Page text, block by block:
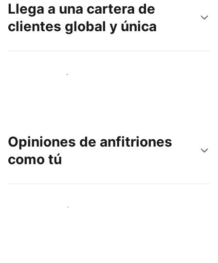
Llega a una cartera de
clientes global y única
Llega a nuevos clientes hoy
Opiniones de anfitriones
como tú
Únete a anfitriones como tú